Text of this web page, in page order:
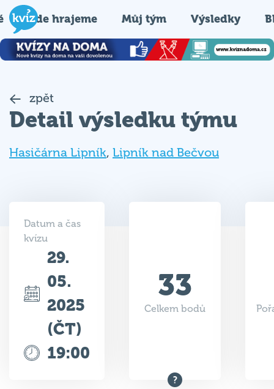
Kde hrajeme Můj tým Výsledky
zpět
Detail výsledku týmu
Hasičárna Lipník, Lipník nad Bečvou
Datum a čas
kvízu
29.
05.
2025
(ČT)
19:00
33
Celkem bodů